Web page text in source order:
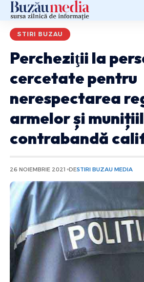
STIRI BUZAU
Percheziţii la
cercetate pentru
nerespectarea
armelor și
contrabandă
26 NOIEMBRIE 2021 DESTIRI BUZAU MEDIA